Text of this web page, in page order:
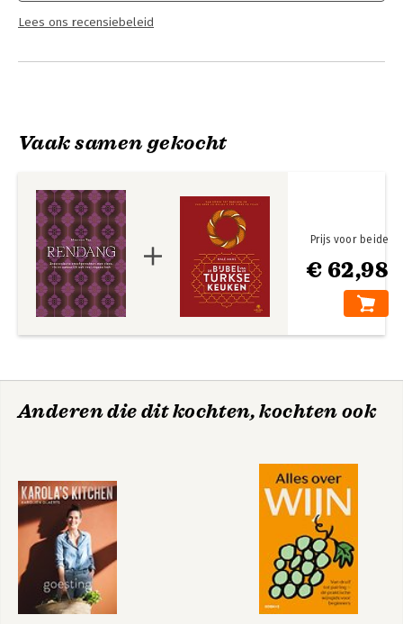
Lees ons recensiebeleid
Vaak samen gekocht
€ 62,98
Prijs voor beide
Anderen die dit kochten, kochten ook